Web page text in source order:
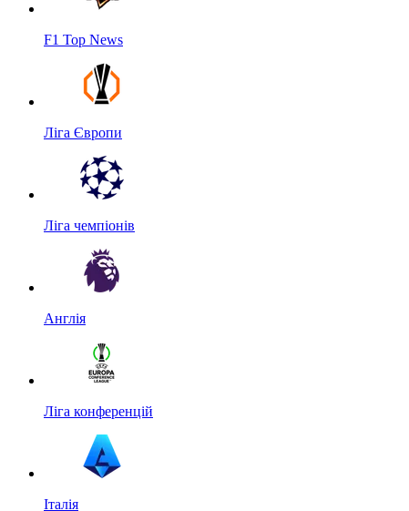
F1 Top News
Ліга Європи
Ліга чемпіонів
Англія
Ліга конференцій
Італія